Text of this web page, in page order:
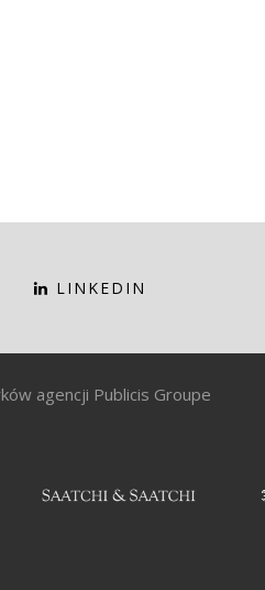
LINKEDIN
agencji Publicis Groupe